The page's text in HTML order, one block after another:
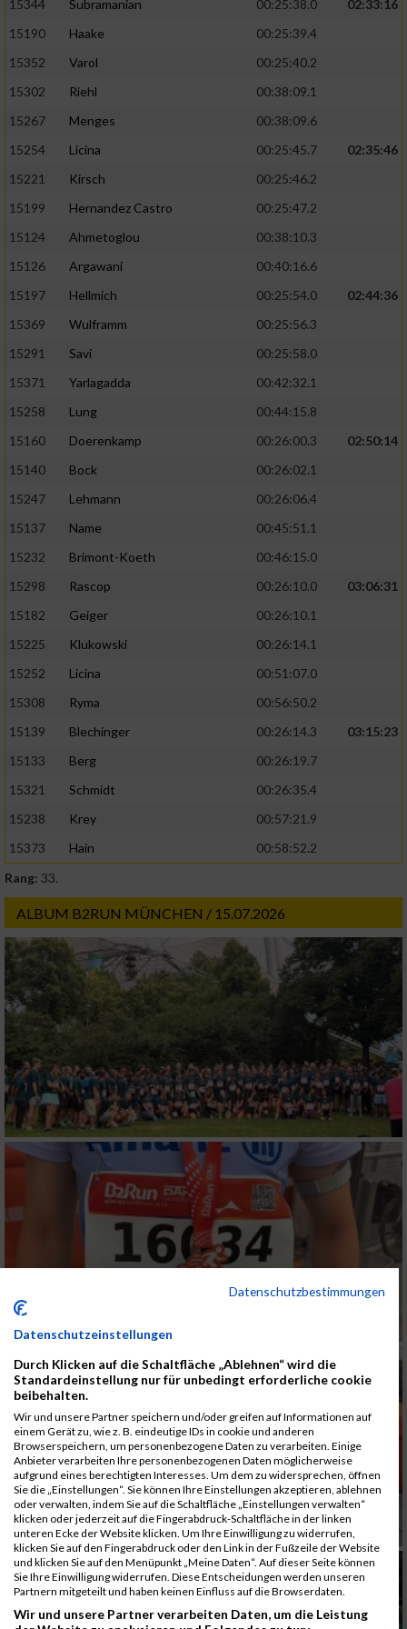
15344 Subramanian 00:25:38.0
02:33:16
15190
Haake
00:25:39.4
15352
Varol
00:25:40.2
15302
Riehl
00:38:09.1
15267
Menges
00:38:09.6
15254
Licina 00:25:45.7
02:35:46
15221
Kirsch
00:25:46.2
15199
Hernandez Castro
00:25:47.2
15124
Ahmetoglou
00:38:10.3
15126
Argawani
00:40:16.6
15197
Hellmich 00:25:54.0
02:44:36
15369
Wulframm
00:25:56.3
15291
Savi
00:25:58.0
15371
Yarlagadda
00:42:32.1
15258
Lung
00:44:15.8
15160
Doerenkamp 00:26:00.3
02:50:14
15140
Bock
00:26:02.1
15247
Lehmann
00:26:06.4
15137
Name
00:45:51.1
15232
Brimont-Koeth
00:46:15.0
15298
Rascop 00:26:10.0
03:06:31
15182
Geiger
00:26:10.1
15225
Klukowski
00:26:14.1
15252
Licina
00:51:07.0
15308
Ryma
00:56:50.2
15139
Blechinger 00:26:14.3
03:15:23
15133
Berg
00:26:19.7
15321
Schmidt
00:26:35.4
15238
Krey
00:57:21.9
15373
Hain
00:58:52.2
Rang: 33.
ALBUM B2RUN MÜNCHEN / 15.07.2026
Datenschutzbestimmungen
Datenschutzeinstellungen
Durch Klicken auf die Schaltfläche „Ablehnen“ wird die
Standardeinstellung nur für unbedingt erforderliche cookie
beibehalten.
Wir und unsere Partner speichern und/oder greifen auf Informationen auf
einem Gerät zu, wie z. B. eindeutige IDs in cookie und anderen
Browserspeichern, um personenbezogene Daten zu verarbeiten. Einige
Anbieter verarbeiten Ihre personenbezogenen Daten möglicherweise
aufgrund eines berechtigten Interesses. Um dem zu widersprechen, öffnen
Sie die „Einstellungen“. Sie können Ihre Einstellungen akzeptieren, ablehnen
oder verwalten, indem Sie auf die Schaltfläche „Einstellungen verwalten“
klicken oder jederzeit auf die Fingerabdruck-Schaltfläche in der linken
unteren Ecke der Website klicken. Um Ihre Einwilligung zu widerrufen,
klicken Sie auf den Fingerabdruck oder den Link in der Fußzeile der Website
und klicken Sie auf den Menüpunkt „Meine Daten“. Auf dieser Seite können
Sie Ihre Einwilligung widerrufen. Diese Entscheidungen werden unseren
Partnern mitgeteilt und haben keinen Einfluss auf die Browserdaten.
Wir und unsere Partner verarbeiten Daten, um die Leistung